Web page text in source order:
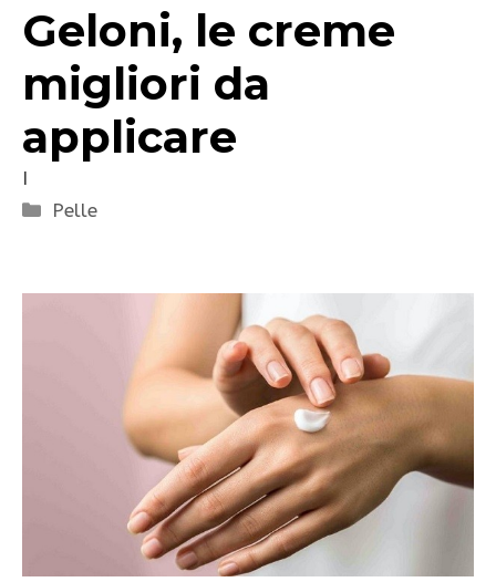
Geloni, le creme
migliori da
applicare
I
Categorie
Pelle